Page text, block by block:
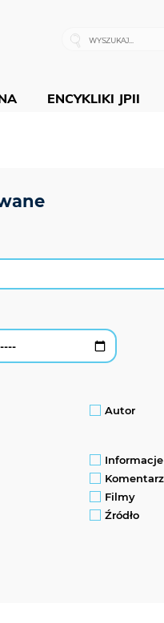
ENCYKLIKI JPII
Autor
Informacje
Filmy
Źródło